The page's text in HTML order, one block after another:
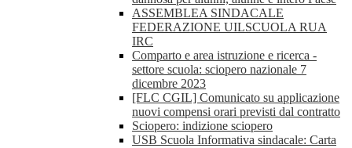
ASSEMBLEA SINDACALE
FEDERAZIONE UILSCUOLA RUA
IRC
Comparto e area istruzione e ricerca -
settore scuola: sciopero nazionale 7
dicembre 2023
[FLC CGIL] Comunicato su applicazione
nuovi compensi orari previsti dal contratto
Sciopero: indizione sciopero
USB Scuola Informativa sindacale: Carta